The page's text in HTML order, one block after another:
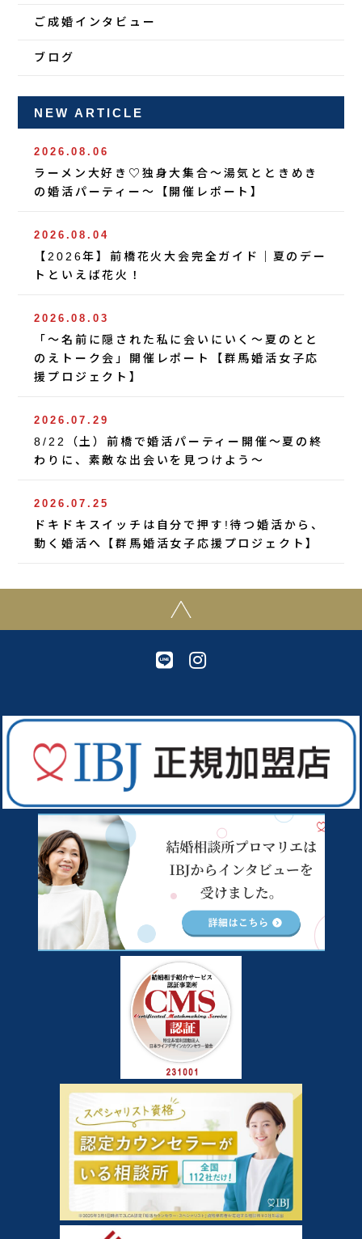
ご成婚インタビュー
ブログ
NEW ARTICLE
2026.08.06
ラーメン大好き♡独身大集合〜湯気とときめき
の婚活パーティー〜【開催レポート】
2026.08.04
【2026年】前橋花火大会完全ガイド｜夏のデー
トといえば花火！
2026.08.03
「〜名前に隠された私に会いにいく〜夏のとと
のえトーク会」開催レポート【群馬婚活女子応
援プロジェクト】
2026.07.29
8/22（土）前橋で婚活パーティー開催〜夏の終
わりに、素敵な出会いを見つけよう〜
2026.07.25
ドキドキスイッチは自分で押す!待つ婚活から、
動く婚活へ【群馬婚活女子応援プロジェクト】